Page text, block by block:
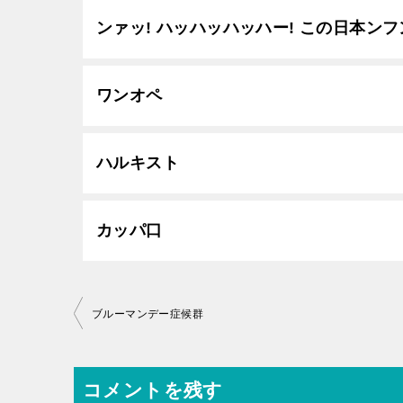
ンァッ! ハッハッハッハー! この日本ン
ワンオペ
ハルキスト
カッパ口
投
ナ
ビ
ブルーマンデー症候群
コメントを残す